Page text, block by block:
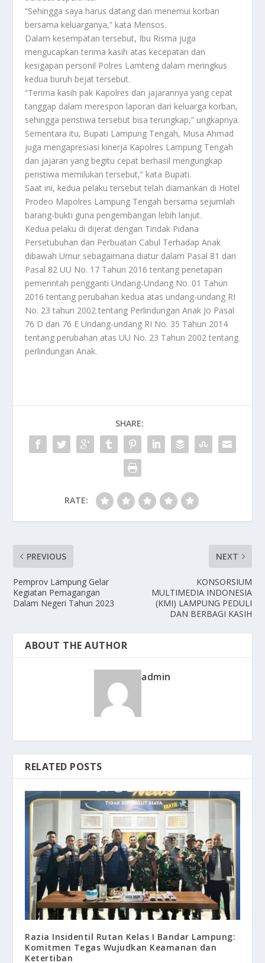
“Sehingga saya harus datang dan menemui korban
bersama keluarganya,” kata Mensos.
Dalam kesempatan tersebut, Ibu Risma juga
mengucapkan terima kasih atas kecepatan dan
kesigapan personil Polres Lamteng dalam meringkus
kedua buruh bejat tersebut.
“Terima kasih pak Kapolres dan jajarannya yang cepat
tanggap dalam merespon laporan dari keluarga korban,
sehingga peristiwa tersebut bisa terungkap,” ungkapnya.
Sementara itu, Bupati Lampung Tengah, Musa Ahmad
juga mengapresiasi kinerja Kapolres Lampung Tengah
dan jajaran yang begitu cepat berhasil mengungkap
peristiwa memilukan tersebut,” kata Bupati.
Saat ini, kedua pelaku tersebut telah diamankan di Hotel
Prodeo Mapolres Lampung Tengah bersama sejumlah
barang-bukti guna pengembangan lebih lanjut.
Kedua pelaku di dijerat dengan Tindak Pidana
Persetubuhan dan Perbuatan Cabul Terhadap Anak
dibawah Umur sebagaimana diatur dalam Pasal 81 dan
Pasal 82 UU No. 17 Tahun 2016 tentang penetapan
pemerintah pengganti Undang-Undang No. 01 Tahun
2016 tentang perubahan kedua atas undang-undang RI
No. 23 tahun 2002 tentang Perlindungan Anak Jo Pasal
76 D dan 76 E Undang-undang RI No. 35 Tahun 2014
tentang perubahan atas UU No. 23 Tahun 2002 tentang
perlindungan Anak.
SHARE:
RATE:
PREVIOUS
Pemprov Lampung Gelar
Kegiatan Pemagangan
Dalam Negeri Tahun 2023
NEXT
KONSORSIUM
MULTIMEDIA INDONESIA
(KMI) LAMPUNG PEDULI
DAN BERBAGI KASIH
ABOUT THE AUTHOR
admin
RELATED POSTS
Razia Insidentil Rutan Kelas I Bandar Lampung:
Komitmen Tegas Wujudkan Keamanan dan
Ketertiban